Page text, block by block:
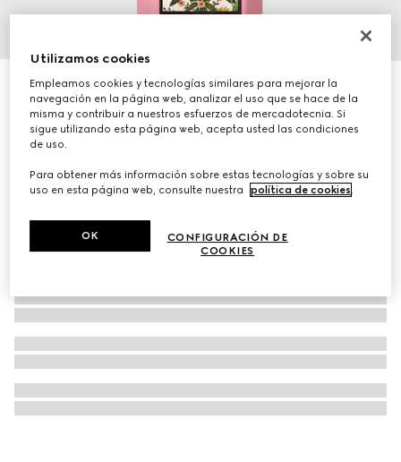
Eau de parfum Gucci Flora Gorgeous Gardenia, 100 ml
MXN 3,950
Utilizamos cookies
Empleamos cookies y tecnologías similares para mejorar la
navegación en la página web, analizar el uso que se hace de la
misma y contribuir a nuestros esfuerzos de mercadotecnia. Si
sigue utilizando esta página web, acepta usted las condiciones
de uso.
Para obtener más información sobre estas tecnologías y sobre su
uso en esta página web, consulte nuestra
política de cookies.
CONFIGURACIÓN DE
COOKIES
OK